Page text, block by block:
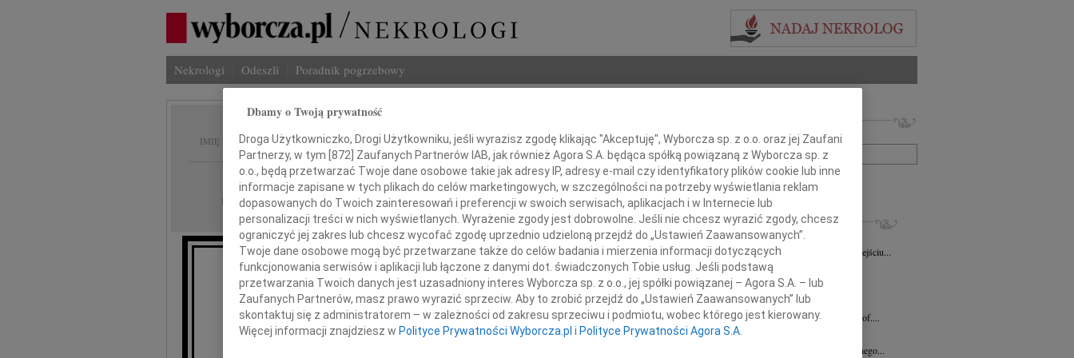
Nekrologi Odeszli Poradnik pogrzebowy
IMIĘ I NAZWISKO: Wojciech Marcinkowski
REGION: Bydgoszcz
DATA EMISJI: 06.05.2011
Odszedłeś, lecz nie całkiem
bo w sercu moim pozostaniesz na zawsze.
Imię i nazwisko lub numer ogłoszenia:
+ szukanie zaawansowane
INNE NEKROLOGI
Izabela Gasin 08.04.2026Bydgoszcz
Z niewymownym żalem zawiadamiamy o odejściu...
Danuta Stępkowska29.01.2026
Zmarła Danka Stępkowska Torunianka,...
Jacek Woźny30.12.2025 Bydgoszcz
Z żalem przyjęliśmy wiadomość o śmierci prof....
Bolesław Durlak
W pierwszą rocznicę śmierci naszego kochanego...
Dbamy o Twoją prywatność
Droga Użytkowniczko, Drogi Użytkowniku, jeśli wyrazisz zgodę klikając "Akceptuję", Wyborcza sp. z o.o. oraz jej Zaufani
Partnerzy, w tym [872] Zaufanych Partnerów IAB, jak również Agora S.A. będąca spółką powiązaną z Wyborcza sp. z
o.o., będą przetwarzać Twoje dane osobowe takie jak adresy IP, adresy e-mail czy identyfikatory plików cookie lub inne
informacje zapisane w tych plikach do celów marketingowych, w szczególności na potrzeby wyświetlania reklam
dopasowanych do Twoich zainteresowań i preferencji w swoich serwisach, aplikacjach i w Internecie lub
personalizacji treści w nich wyświetlanych. Wyrażenie zgody jest dobrowolne. Jeśli nie chcesz wyrazić zgody, chcesz
ograniczyć jej zakres lub chcesz wycofać zgodę uprzednio udzieloną przejdź do „Ustawień Zaawansowanych”.
Twoje dane osobowe mogą być przetwarzane także do celów badania i mierzenia informacji dotyczących
funkcjonowania serwisów i aplikacji lub łączone z danymi dot. świadczonych Tobie usług. Jeśli podstawą
przetwarzania Twoich danych jest uzasadniony interes Wyborcza sp. z o.o., jej spółki powiązanej – Agora S.A. – lub
Zaufanych Partnerów, masz prawo wyrazić sprzeciw. Aby to zrobić przejdź do „Ustawień Zaawansowanych” lub
skontaktuj się z administratorem – w zależności od zakresu sprzeciwu i podmiotu, wobec którego jest kierowany.
Więcej informacji znajdziesz w Polityce Prywatności Wyborcza.pl i Polityce Prywatności Agora S.A.